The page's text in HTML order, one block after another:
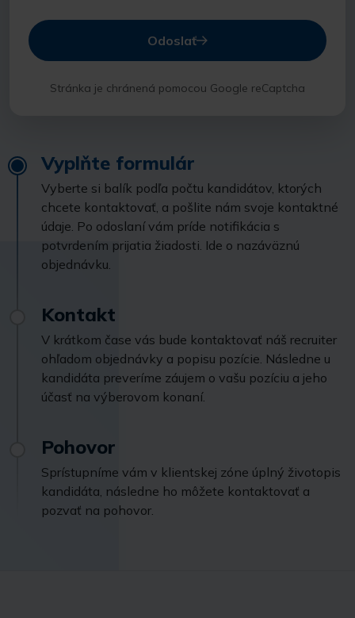
Odoslať
Stránka je chránená pomocou Google reCaptcha
Vyplňte formulár
Vyberte si balík podľa počtu kandidátov, ktorých
chcete kontaktovať, a pošlite nám svoje kontaktné
údaje. Po odoslaní vám príde notifikácia s
potvrdením prijatia žiadosti. Ide o nazáväznú
objednávku.
Kontakt
V krátkom čase vás bude kontaktovať náš recruiter
ohľadom objednávky a popisu pozície. Následne u
kandidáta preveríme záujem o vašu pozíciu a jeho
účasť na výberovom konaní.
Pohovor
Sprístupníme vám v klientskej zóne úplný životopis
kandidáta, následne ho môžete kontaktovať a
pozvať na pohovor.